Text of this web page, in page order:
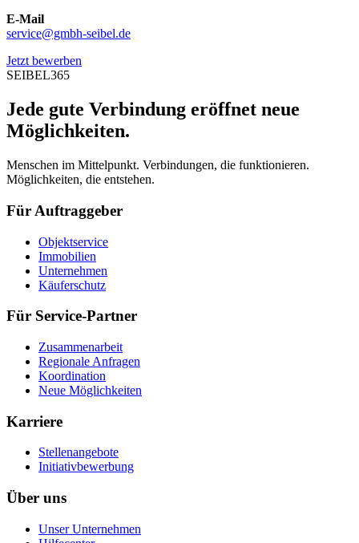
E-Mail
service@gmbh-seibel.de
Jetzt bewerben
SEIBEL365
Jede gute Verbindung eröffnet neue
Möglichkeiten.
Menschen im Mittelpunkt. Verbindungen, die funktionieren.
Möglichkeiten, die entstehen.
Für Auftraggeber
Objektservice
Immobilien
Unternehmen
Käuferschutz
Für Service-Partner
Zusammenarbeit
Regionale Anfragen
Koordination
Neue Möglichkeiten
Karriere
Stellenangebote
Initiativbewerbung
Über uns
Unser Unternehmen